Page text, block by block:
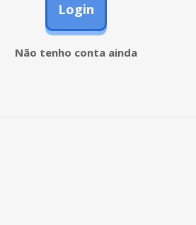
Login
Não tenho conta ainda